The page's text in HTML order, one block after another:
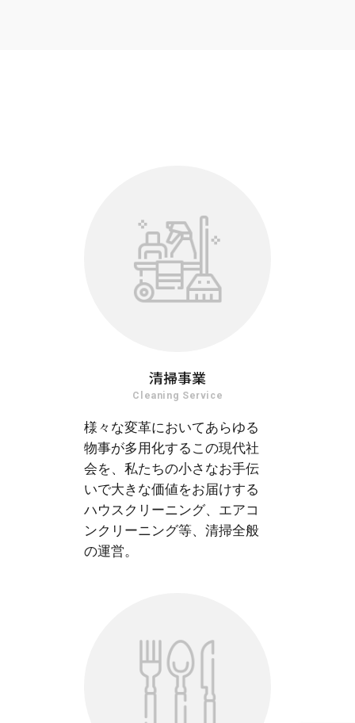
清掃事業
Cleaning Service
様々な変革においてあらゆる
物事が多用化するこの現代社
会を、私たちの小さなお手伝
いで大きな価値をお届けする
ハウスクリーニング、エアコ
ンクリーニング等、清掃全般
の運営。